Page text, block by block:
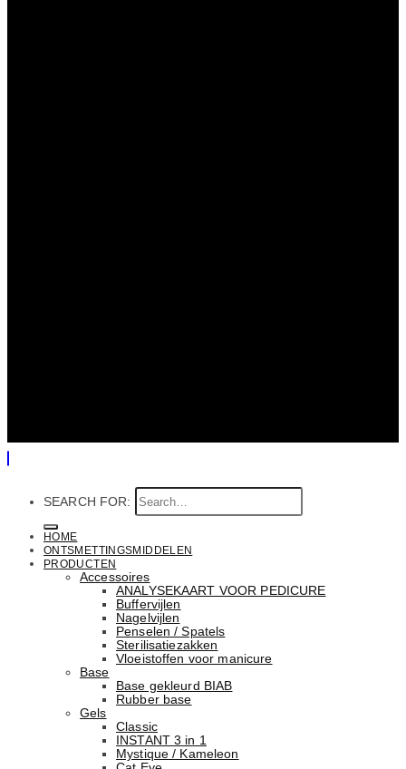
SEARCH FOR:
HOME
ONTSMETTINGSMIDDELEN
PRODUCTEN
Accessoires
ANALYSEKAART VOOR PEDICURE
Buffervijlen
Nagelvijlen
Penselen / Spatels
Sterilisatiezakken
Vloeistoffen voor manicure
Base
Basе gekleurd BIAB
Rubber basе
Gels
Classic
INSTANT 3 in 1
Mystique / Kameleon